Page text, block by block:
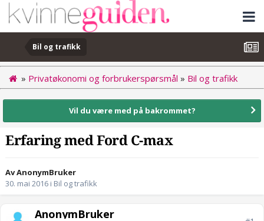
Bil og trafikk
» Privatøkonomi og forbrukerspørsmål » Bil og trafikk
Vil du være med på bakrommet?
Erfaring med Ford C-max
Av AnonymBruker
30. mai 2016 i Bil og trafikk
AnonymBruker